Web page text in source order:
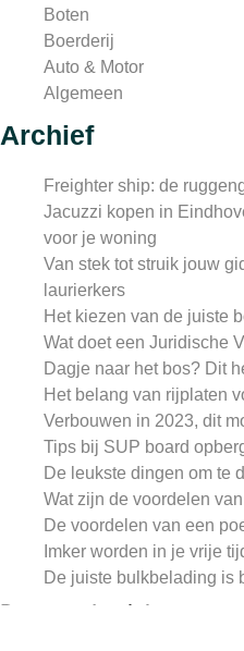
Boten
Boerderij
Auto & Motor
Algemeen
Archief
Freighter ship: de
Jacuzzi kopen in
voor je woning
Van stek tot struik jouw
laurierkers
Het kiezen van de juiste
Wat doet een Juridische
Dagje naar het bos? Dit
Het belang van rijplaten
Verbouwen in 2023, dit
Tips bij SUP board
De leukste dingen om te
Wat zijn de voordelen
De voordelen van een
Imker worden in je vrije
De juiste bulkbelading is
Recente berichten